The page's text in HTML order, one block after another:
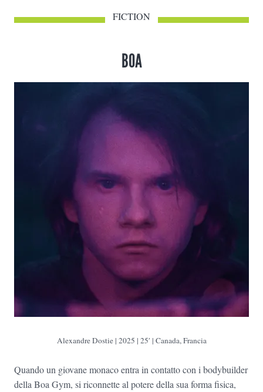
FICTION
BOA
Alexandre Dostie | 2025 | 25′ | Canada, Francia
Quando un giovane monaco entra in contatto con i bodybuilder
della Boa Gym, si riconnette al potere della sua forma fisica,